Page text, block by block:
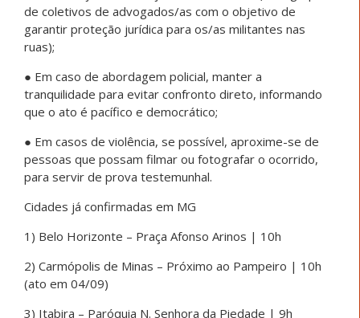
de coletivos de advogados/as com o objetivo de
garantir proteção jurídica para os/as militantes nas
ruas);
● Em caso de abordagem policial, manter a
tranquilidade para evitar confronto direto, informando
que o ato é pacífico e democrático;
● Em casos de violência, se possível, aproxime-se de
pessoas que possam filmar ou fotografar o ocorrido,
para servir de prova testemunhal.
Cidades já confirmadas em MG
1) Belo Horizonte – Praça Afonso Arinos | 10h
2) Carmópolis de Minas – Próximo ao Pampeiro | 10h
(ato em 04/09)
3) Itabira – Paróquia N. Senhora da Piedade | 9h